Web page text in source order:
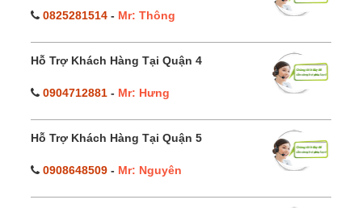
0825281514 - Mr: Thông
Hỗ Trợ Khách Hàng Tại Quận 4
0904712881 - Mr: Hưng
Hỗ Trợ Khách Hàng Tại Quận 5
0908648509 - Mr: Nguyên